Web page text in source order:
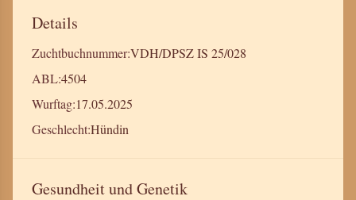
Details
Zuchtbuchnummer:VDH/DPSZ IS 25/028
ABL:4504
Wurftag:17.05.2025
Geschlecht:Hündin
Gesundheit und Genetik